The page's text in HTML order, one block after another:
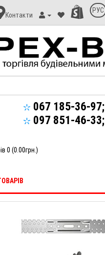
Контакт
Апекс-
Контакти
РУС
067 185-36-97;
097 851-46-33;
0 (0.00грн.)